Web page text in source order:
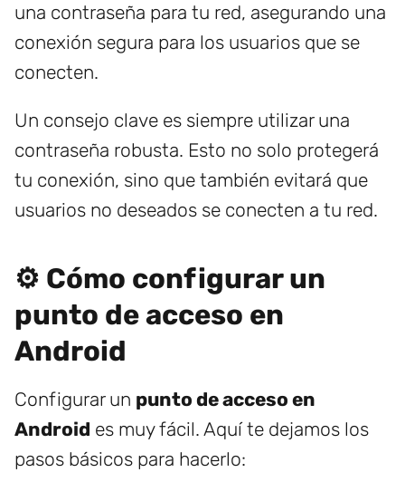
una contraseña para tu red, asegurando una
conexión segura para los usuarios que se
conecten.
Un consejo clave es siempre utilizar una
contraseña robusta. Esto no solo protegerá
tu conexión, sino que también evitará que
usuarios no deseados se conecten a tu red.
⚙️ Cómo configurar un
punto de acceso en
Android
Configurar un punto de acceso en
Android es muy fácil. Aquí te dejamos los
pasos básicos para hacerlo: